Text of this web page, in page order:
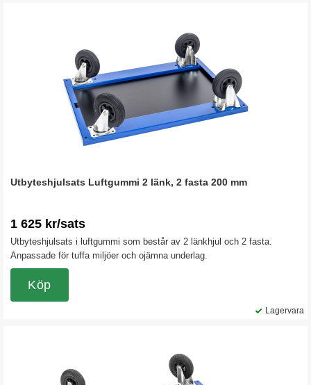
Utbyteshjulsats Luftgummi 2 länk, 2 fasta 200 mm
1 625 kr/sats
Utbyteshjulsats i luftgummi som består av 2 länkhjul och 2 fasta.
Anpassade för tuffa miljöer och ojämna underlag.
Lagervara
Köp